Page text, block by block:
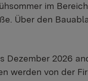
im
Über den
2026
werden von der